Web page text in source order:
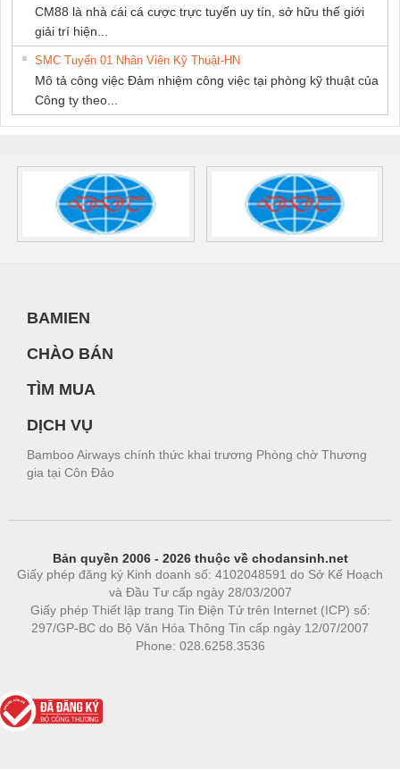
CM88 là nhà cái cá cược trực tuyến uy tín, sở hữu thế giới
giải trí hiện...
SMC Tuyển 01 Nhân Viên Kỹ Thuật-HN
Mô tả công việc Đảm nhiệm công việc tại phòng kỹ thuật của
Công ty theo...
BAMIEN
CHÀO BÁN
TÌM MUA
DỊCH VỤ
Bamboo Airways chính thức khai trương Phòng chờ Thương
gia tại Côn Đảo
Bản quyền 2006 - 2026 thuộc về chodansinh.net
Giấy phép đăng ký Kinh doanh số: 4102048591 do Sở Kế Hoạch
và Đầu Tư cấp ngày 28/03/2007
Giấy phép Thiết lập trang Tin Điện Tử trên Internet (ICP) số:
297/GP-BC do Bộ Văn Hóa Thông Tin cấp ngày 12/07/2007
Phone: 028.6258.3536